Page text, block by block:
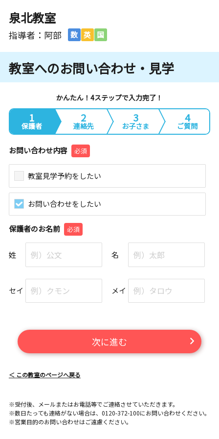
泉北教室
指導者：阿部 数 英 国
教室へのお問い合わせ・見学
かんたん！4ステップで入力完了！
1
保護者
2
連絡先
3
お子さま
4
ご質問
お問い合わせ内容 必須
教室見学予約をしたい
お問い合わせをしたい
保護者のお名前 必須
姓 名
セイ メイ
次に進む
＜ この教室のページへ戻る
※受付後、メールまたはお電話等でご連絡させていただきます。
※数日たっても連絡がない場合は、0120-372-100にお問い合わせください。
※営業目的のお問い合わせはご遠慮ください。